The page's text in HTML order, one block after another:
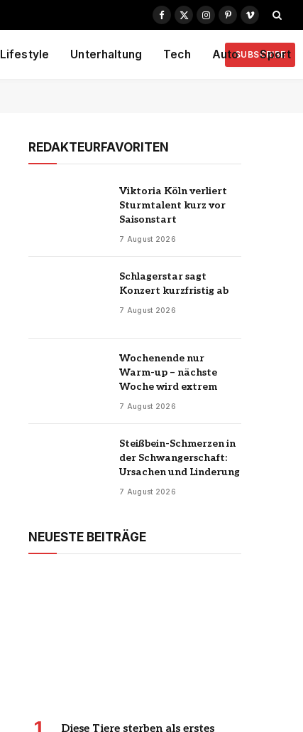
Facebook
X
Instagram
PinterestVimeo
Lifestyle Unterhaltung Tech Auto Sport
SUBSCRIBE
REDAKTEURFAVORITEN
Viktoria Köln verliert
Sturmtalent kurz vor
Saisonstart
7 August 2026
Schlagerstar sagt
Konzert kurzfristig ab
7 August 2026
Wochenende nur
Warm-up – nächste
Woche wird extrem
7 August 2026
Steißbein-Schmerzen in
der Schwangerschaft:
Ursachen und Linderung
7 August 2026
NEUESTE BEITRÄGE
Diese Tiere sterben als erstes